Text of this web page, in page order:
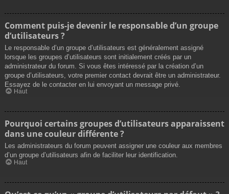
Comment puis-je devenir le responsable d’un groupe
d’utilisateurs ?
Le responsable d’un groupe d’utilisateurs est généralement assigné
lorsque les groupes d’utilisateurs sont initialement créés par un
administrateur du forum. Si vous êtes intéressé par la création d’un
groupe d’utilisateurs, votre premier contact devrait être un administrateur.
Essayez de le contacter en lui envoyant un message privé.
Haut
Pourquoi certains groupes d’utilisateurs apparaissent
dans une couleur différente ?
Les administrateurs du forum peuvent assigner une couleur aux membres
d’un groupe d’utilisateurs afin de faciliter leur identification.
Haut